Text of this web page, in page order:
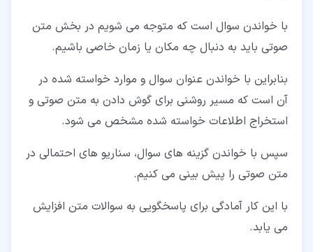
با خواندن سوال است که متوجه می شویم در بخش متن
صوتی باید به دنبال چه مکان یا زمان خاصی باشیم.
بنابراین با خواندن عنوان سوال و موارد خواسته شده در
آن است که مسیر روشنی برای گوش دادن به متن صوتی و
استخراج اطلاعات خواسته شده مشخص می شود.
سپس با خواندن گزینه های سوال، سناریو های احتمالی در
متن صوتی را پیش بینی می کنیم.
با این کار آمادگی برای پاسخگویی به سوالات متن افزایش
می یابد.